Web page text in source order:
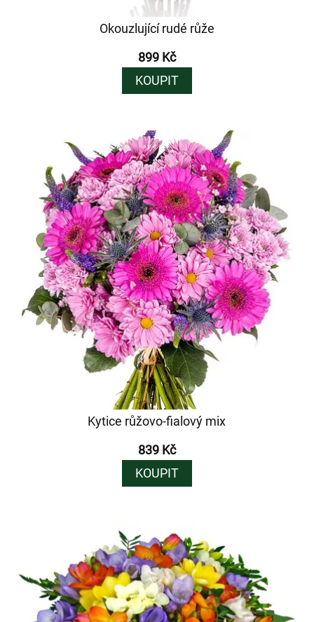
Okouzlující rudé růže
899 Kč
KOUPIT
Kytice růžovo-fialový mix
839 Kč
KOUPIT